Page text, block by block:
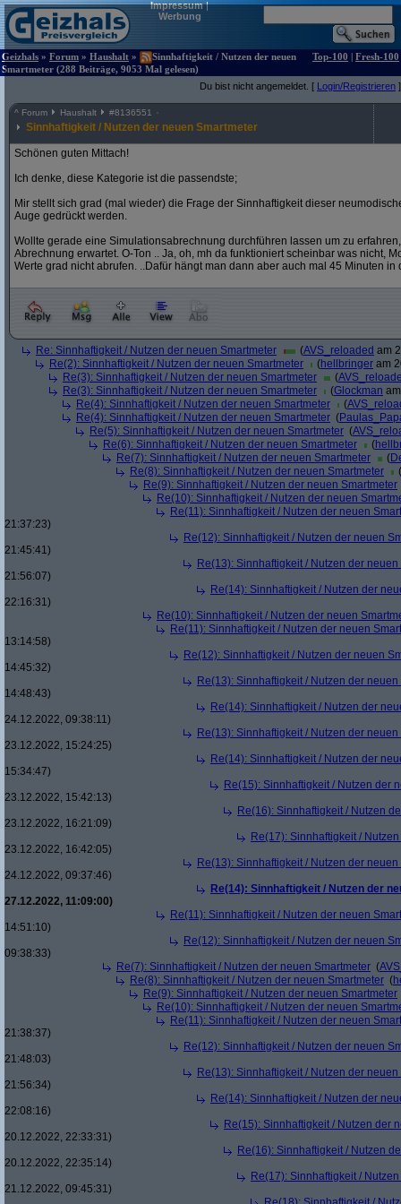
Impressum|
Werbung
Geizhals » Forum » Haushalt »
Sinnhaftigkeit / Nutzen der neuen
Smartmeter (288 Beiträge, 9053 Mal gelesen)
Top-100 | Fresh-100
Du bist nicht angemeldet. [ Login/Registrieren ]
^ Forum Haushalt #8136551
Sinnhaftigkeit / Nutzen der neuen Smartmeter
Schönen guten Mittach!
Ich denke, diese Kategorie ist die passendste;
Mir stellt sich grad (mal wieder) die Frage der Sinnhaftigkeit dieser
Auge gedrückt werden.
Wollte gerade eine Simulationsabrechnung durchführen lassen um zu
Abrechnung erwartet. O-Ton .. Ja, oh, mh da funktioniert scheinbar was nicht,
Werte grad nicht abrufen. ..Dafür hängt man dann aber auch mal 45 Minuten
Re: Sinnhaftigkeit / Nutzen der neuen Smartmeter (AVS_reloaded am
Re(2): Sinnhaftigkeit / Nutzen der neuen Smartmeter
(hellbringer am
Re(3): Sinnhaftigkeit / Nutzen der neuen Smartmeter
(
Re(3): Sinnhaftigkeit / Nutzen der neuen Smartmeter
(Glockman
Re(4): Sinnhaftigkeit / Nutzen der neuen Smartmeter
(
Re(4): Sinnhaftigkeit / Nutzen der neuen Smartmeter (
Re(5): Sinnhaftigkeit / Nutzen der neuen Smartmeter (
Re(6): Sinnhaftigkeit / Nutzen der neuen Smartmeter
(
Re(7): Sinnhaftigkeit / Nutzen der neuen Smartmeter
(
Re(8): Sinnhaftigkeit / Nutzen der neuen Smartmeter
(
Re(9): Sinnhaftigkeit / Nutzen der neuen Smartmeter
Re(10): Sinnhaftigkeit / Nutzen der neuen
Re(11): Sinnhaftigkeit / Nutzen der neuen
21:37:23)
Re(12): Sinnhaftigkeit / Nutzen der neuen
21:45:41)
Re(13): Sinnhaftigkeit / Nutzen der neuen
21:56:07)
Re(14): Sinnhaftigkeit / Nutzen der
22:16:31)
Re(10): Sinnhaftigkeit / Nutzen der neuen
Re(11): Sinnhaftigkeit / Nutzen der neuen
13:14:58)
Re(12): Sinnhaftigkeit / Nutzen der neuen
14:45:32)
Re(13): Sinnhaftigkeit / Nutzen der neuen
14:48:43)
Re(14): Sinnhaftigkeit / Nutzen der
24.12.2022, 09:38:11)
Re(13): Sinnhaftigkeit / Nutzen der neuen
23.12.2022, 15:24:25)
Re(14): Sinnhaftigkeit / Nutzen der
15:34:47)
Re(15): Sinnhaftigkeit / Nutzen der
23.12.2022, 15:42:13)
Re(16): Sinnhaftigkeit / Nutzen
23.12.2022, 16:21:09)
Re(17): Sinnhaftigkeit /
23.12.2022, 16:42:05)
Re(13): Sinnhaftigkeit / Nutzen der neuen
24.12.2022, 09:37:46)
Re(14): Sinnhaftigkeit / Nutzen der
27.12.2022, 11:09:00)
Re(11): Sinnhaftigkeit / Nutzen der neuen
14:51:10)
Re(12): Sinnhaftigkeit / Nutzen der neuen
09:38:33)
Re(7): Sinnhaftigkeit / Nutzen der neuen Smartmeter (
Re(8): Sinnhaftigkeit / Nutzen der neuen Smartmeter (
Re(9): Sinnhaftigkeit / Nutzen der neuen Smartmeter
Re(10): Sinnhaftigkeit / Nutzen der neuen
Re(11): Sinnhaftigkeit / Nutzen der neuen
21:38:37)
Re(12): Sinnhaftigkeit / Nutzen der neuen
21:48:03)
Re(13): Sinnhaftigkeit / Nutzen der neuen
21:56:34)
Re(14): Sinnhaftigkeit / Nutzen der
22:08:16)
Re(15): Sinnhaftigkeit / Nutzen der
20.12.2022, 22:33:31)
Re(16): Sinnhaftigkeit / Nutzen
20.12.2022, 22:35:14)
Re(17): Sinnhaftigkeit /
21.12.2022, 09:45:31)